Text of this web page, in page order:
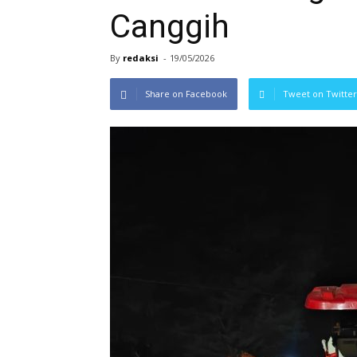
Canggih
By redaksi - 19/05/2026
Share on Facebook Tweet on Twitter